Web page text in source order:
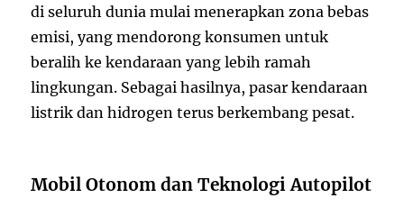
di seluruh dunia mulai menerapkan zona bebas
emisi, yang mendorong konsumen untuk
beralih ke kendaraan yang lebih ramah
lingkungan. Sebagai hasilnya, pasar kendaraan
listrik dan hidrogen terus berkembang pesat.
Mobil Otonom dan Teknologi Autopilot